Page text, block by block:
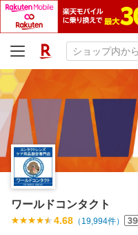
ワールドコンタクト
4.68 （ 19,994件）